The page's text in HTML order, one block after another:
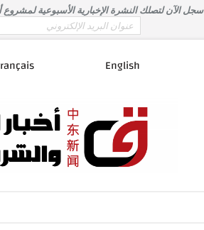
سجل الآن لتصلك النشرة الإخبارية الأسبوعية لمشروع
Email
*
English